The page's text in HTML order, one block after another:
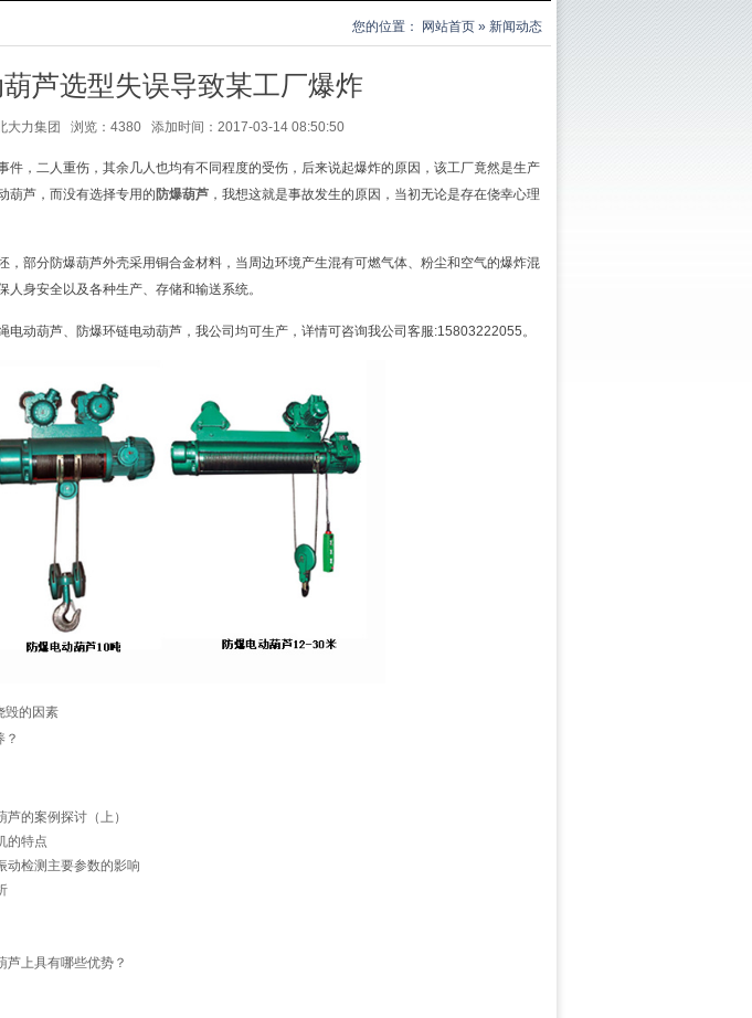
您的位置： 网站首页 » 新闻动态
葫芦选型失误导致某工厂爆炸
大力集团 浏览：4380 添加时间：2017-03-14 08:50:50
件，二人重伤，其余几人也均有不同程度的受伤，后来说起爆炸的原因，该工厂竟然是生产
葫芦，而没有选择专用的 防爆葫芦 ，我想这就是事故发生的原因，当初无论是存在侥幸心理
，部分防爆葫芦外壳采用铜合金材料，当周边环境产生混有可燃气体、粉尘和空气的爆炸混
身安全以及各种生产、存储和输送系统。
电动葫芦、防爆环链电动葫芦，我公司均可生产，详情可咨询我公司客服:15803222055。
毁的因素
？
的案例探讨（上）
的特点
动检测主要参数的影响
芦上具有哪些优势？